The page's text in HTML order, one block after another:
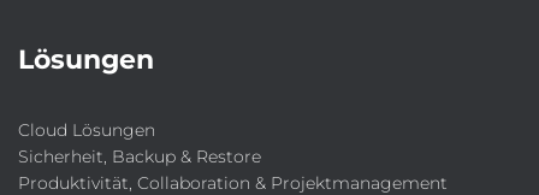
Lösungen
Cloud Lösungen
Sicherheit, Backup & Restore
Produktivität, Collaboration & Projektmanagement